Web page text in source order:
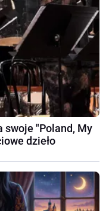
swoje "Poland, My
dzieło